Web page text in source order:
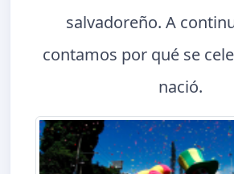
salvadoreño. A
contamos por qué se
nació.